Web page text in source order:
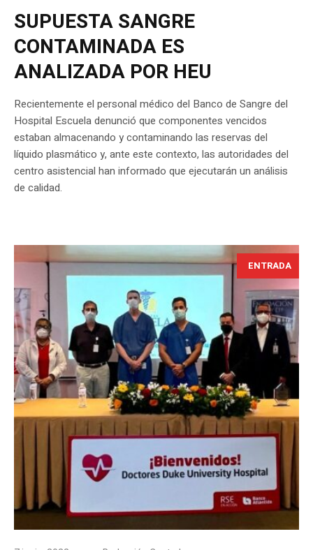
SUPUESTA SANGRE
CONTAMINADA ES
ANALIZADA POR HEU
Recientemente el personal médico del Banco de Sangre del
Hospital Escuela denunció que componentes vencidos
estaban almacenando y contaminando las reservas del
líquido plasmático y, ante este contexto, las autoridades del
centro asistencial han informado que ejecutarán un análisis
de calidad.
ENTRADA